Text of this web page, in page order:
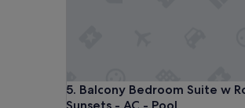
5. Balcony Bedroom Suite w
Sunsets - AC - Pool
Balcony Bedroom Suite w